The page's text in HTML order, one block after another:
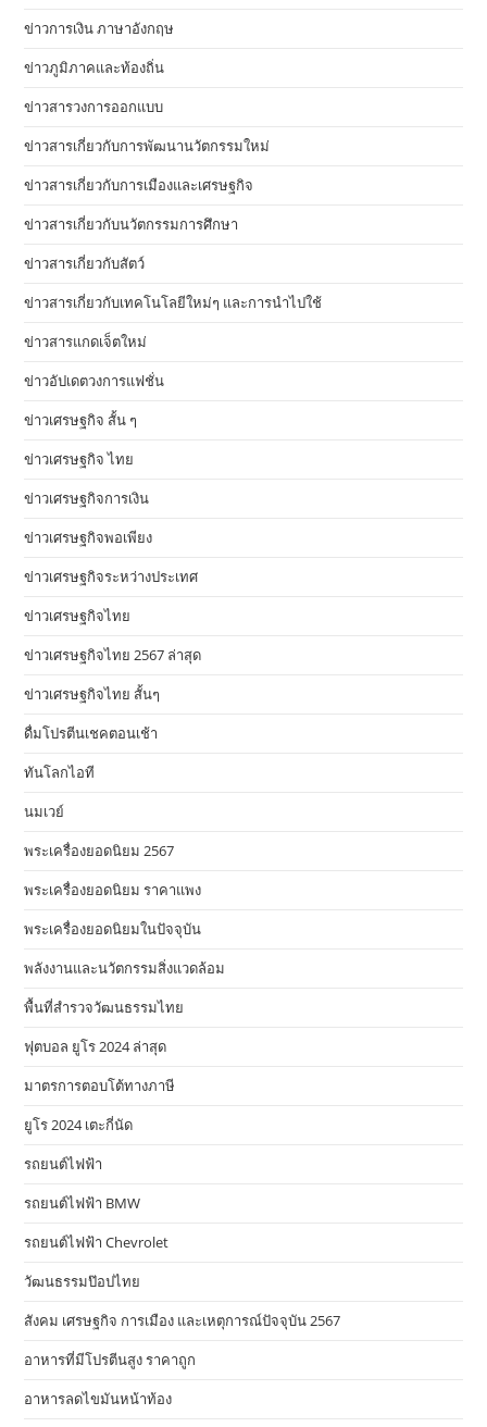
ข่าวการเงิน ภาษาอังกฤษ
ข่าวภูมิภาคและท้องถิ่น
ข่าวสารวงการออกแบบ
ข่าวสารเกี่ยวกับการพัฒนานวัตกรรมใหม่
ข่าวสารเกี่ยวกับการเมืองและเศรษฐกิจ
ข่าวสารเกี่ยวกับนวัตกรรมการศึกษา
ข่าวสารเกี่ยวกับสัตว์
ข่าวสารเกี่ยวกับเทคโนโลยีใหม่ๆ และการนำไปใช้
ข่าวสารแกดเจ็ตใหม่
ข่าวอัปเดตวงการแฟชั่น
ข่าวเศรษฐกิจ สั้น ๆ
ข่าวเศรษฐกิจ ไทย
ข่าวเศรษฐกิจการเงิน
ข่าวเศรษฐกิจพอเพียง
ข่าวเศรษฐกิจระหว่างประเทศ
ข่าวเศรษฐกิจไทย
ข่าวเศรษฐกิจไทย 2567 ล่าสุด
ข่าวเศรษฐกิจไทย สั้นๆ
ดื่มโปรตีนเชคตอนเช้า
ทันโลกไอที
นมเวย์
พระเครื่องยอดนิยม 2567
พระเครื่องยอดนิยม ราคาแพง
พระเครื่องยอดนิยมในปัจจุบัน
พลังงานและนวัตกรรมสิ่งแวดล้อม
พื้นที่สำรวจวัฒนธรรมไทย
ฟุตบอล ยูโร 2024 ล่าสุด
มาตรการตอบโต้ทางภาษี
ยูโร 2024 เตะกี่นัด
รถยนต์ไฟฟ้า
รถยนต์ไฟฟ้า BMW
รถยนต์ไฟฟ้า Chevrolet
วัฒนธรรมป๊อปไทย
สังคม เศรษฐกิจ การเมือง และเหตุการณ์ปัจจุบัน 2567
อาหารที่มีโปรตีนสูง ราคาถูก
อาหารลดไขมันหน้าท้อง